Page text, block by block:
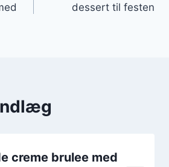
dessert til festen
creme brulee med